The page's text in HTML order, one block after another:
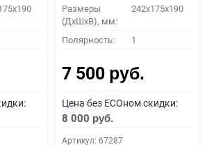
Размеры
(ДхШхВ), мм:
242x175x190
Полярность: 1
7 500 руб.
Цена без ECOном скидки:
8 000 руб.
Артикул: 67287